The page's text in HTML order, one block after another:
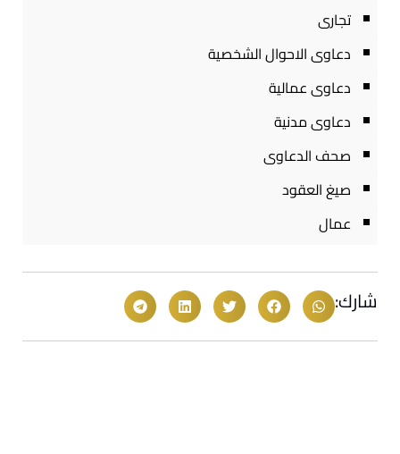
تجارى
دعاوى الاحوال الشخصية
دعاوى عمالية
دعاوى مدنية
صحف الدعاوى
صيغ العقود
عمال
شارك: